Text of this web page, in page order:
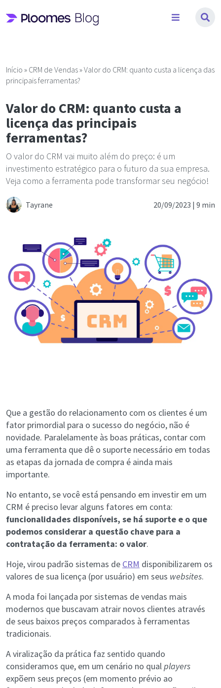
para
Início » CRM de Vendas»Valor do CRM: quanto custa a licença das
principais ferramentas?
Valor do CRM: quanto custa a
licença das principais
ferramentas?
O valor do CRM vai muito além do preço: é um
investimento estratégico para o futuro da sua empresa.
Veja como a ferramenta pode transformar seu negócio!
Tayrane 20/09/2023 | 9 min
Que a gestão do relacionamento com os clientes é um
fator primordial para o sucesso do negócio, não é
novidade. Paralelamente às boas práticas, contar com
uma ferramenta que dê o suporte necessário em todas
as etapas da jornada de compra é ainda mais
importante.
No entanto, se você está pensando em investir em um
CRM é preciso levar alguns fatores em conta:
funcionalidades disponíveis, se há suporte e o que
podemos considerar a questão chave para a
contratação da ferramenta: o valor.
Hoje, virou padrão sistemas de CRM disponibilizarem os
valores de sua licença (por usuário) em seus websites.
A moda foi lançada por sistemas de vendas mais
modernos que buscavam atrair novos clientes através
de seus baixos preços comparados à ferramentas
tradicionais.
A viralização da prática faz sentido quando
consideramos que, em um cenário no qual players
expõem seus preços (em momento prévio ao